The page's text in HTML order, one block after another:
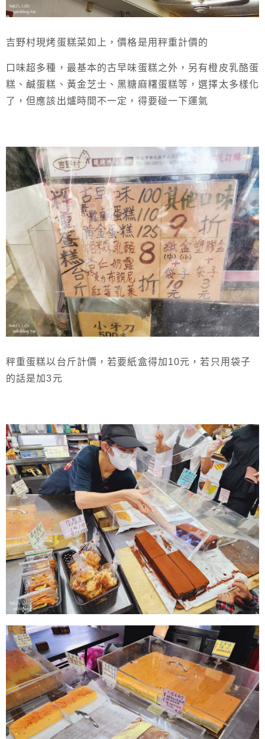
吉野村現烤蛋糕菜如上，價格是用秤重計價的
口味超多種，最基本的古早味蛋糕之外，另有橙皮乳酪蛋
糕、鹹蛋糕、黃金芝士、黑糖麻糬蛋糕等，選擇太多樣化
了，但應該出爐時間不一定，得要碰一下運氣
秤重蛋糕以台斤計價，若要紙盒得加10元，若只用袋子
的話是加3元